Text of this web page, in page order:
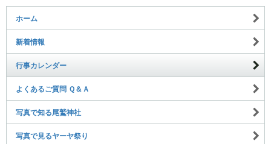
ホーム
新着情報
行事カレンダー
よくあるご質問 Ｑ＆Ａ
写真で知る尾鷲神社
写真で見るヤーヤ祭り